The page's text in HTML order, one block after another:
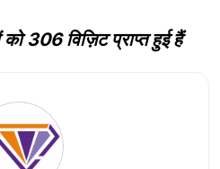
को 306 विज़िट प्राप्त हुई हैं